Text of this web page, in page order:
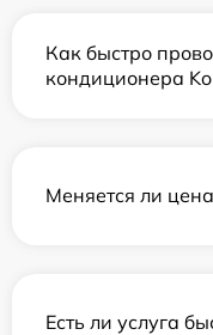
Как быстро
кондиционера
Меняется ли
Есть ли услуга